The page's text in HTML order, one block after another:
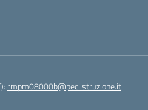
rmpm08000b@pec.istruzione.it